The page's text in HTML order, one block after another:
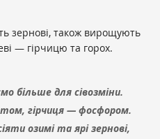
зернові, також вирощують
— гірчицю та горох.
більше для сівозміни.
гірчиця — фосфором.
озимі та ярі зернові,